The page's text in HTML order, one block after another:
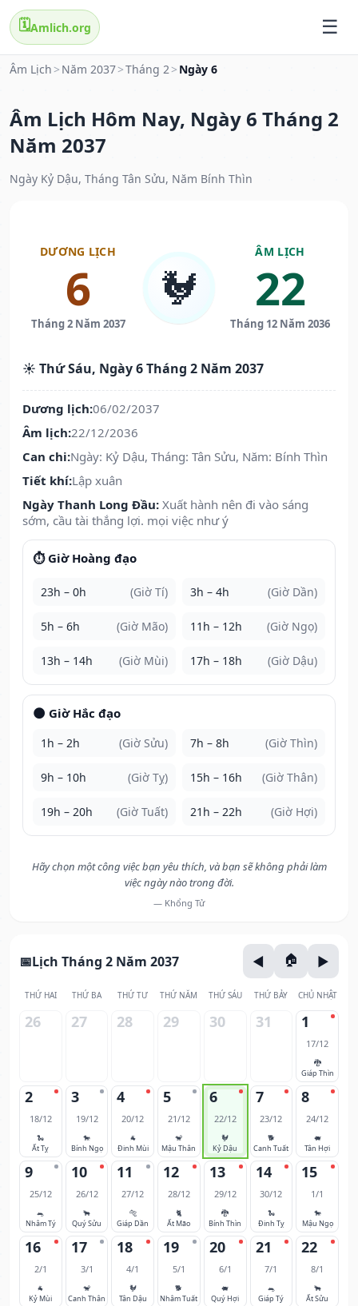
🗓️Amlich.org
Âm Lịch > Năm 2037>Tháng 2> Ngày 6
Âm Lịch Hôm Nay, Ngày 6 Tháng 2
Năm 2037
Ngày Kỷ Dậu, Tháng Tân Sửu, Năm Bính Thìn
DƯƠNG LỊCH
6
Tháng 2 Năm 2037
🐓
ÂM LỊCH
22
Tháng 12 Năm 2036
☀️ Thứ Sáu, Ngày 6 Tháng 2 Năm 2037
Dương lịch:06/02/2037
Âm lịch:22/12/2036
Can chi:Ngày: Kỷ Dậu, Tháng: Tân Sửu, Năm: Bính Thìn
Tiết khí:Lập xuân
Ngày Thanh Long Đầu: Xuất hành nên đi vào sáng
sớm, cầu tài thắng lợi. mọi việc như ý
⏱️ Giờ Hoàng đạo
23h – 0h (Giờ Tí) 3h – 4h (Giờ Dần)
5h – 6h (Giờ Mão) 11h – 12h (Giờ Ngọ)
13h – 14h (Giờ Mùi) 17h – 18h (Giờ Dậu)
🌑 Giờ Hắc đạo
1h – 2h (Giờ Sửu) 7h – 8h (Giờ Thìn)
9h – 10h (Giờ Tỵ) 15h – 16h (Giờ Thân)
19h – 20h (Giờ Tuất) 21h – 22h (Giờ Hợi)
Hãy chọn một công việc bạn yêu thích, và bạn sẽ không phải làm
việc ngày nào trong đời.
— Khổng Tử
Lịch Tháng 2 Năm 2037
THỨ HAI THỨ BA THỨ TƯ THỨ NĂM THỨ SÁU THỨ BẢY CHỦ NHẬT
26 27 28 29 30 31 1
17/12
🐉
Giáp Thìn
2
18/12
🐍
Ất Tỵ
3
19/12
🐎
Bính Ngọ
4
20/12
🐐
Đinh Mùi
5
21/12
🐒
Mậu Thân
6
22/12
🐓
Kỷ Dậu
7
23/12
🐕
Canh Tuất
8
24/12
🐖
Tân Hợi
9
25/12
🐀
Nhâm Tý
10
26/12
🐂
Quý Sửu
11
27/12
🐅
Giáp Dần
12
28/12
🐈
Ất Mão
13
29/12
🐉
Bính Thìn
14
30/12
🐍
Đinh Tỵ
15
1/1
🐎
Mậu Ngọ
16
2/1
🐐
Kỷ Mùi
17
3/1
🐒
Canh Thân
18
4/1
🐓
Tân Dậu
19
5/1
🐕
Nhâm Tuất
20
6/1
🐖
Quý Hợi
21
7/1
🐀
Giáp Tý
22
8/1
🐂
Ất Sửu